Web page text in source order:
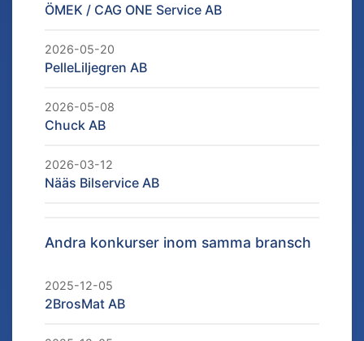
ÖMEK / CAG ONE Service AB
2026-05-20
PelleLiljegren AB
2026-05-08
Chuck AB
2026-03-12
Nääs Bilservice AB
Andra konkurser inom samma bransch
2025-12-05
2BrosMat AB